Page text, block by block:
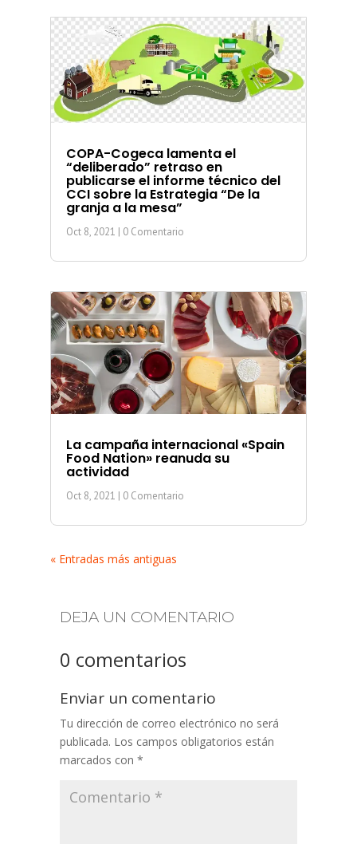
COPA-Cogeca lamenta el
“deliberado” retraso en
publicarse el informe técnico del
CCI sobre la Estrategia “De la
granja a la mesa”
Oct 8, 2021 | 0 Comentario
La campaña internacional «Spain
Food Nation» reanuda su
actividad
Oct 8, 2021 | 0 Comentario
« Entradas más antiguas
DEJA UN COMENTARIO
0 comentarios
Enviar un comentario
Tu dirección de correo electrónico no será
publicada. Los campos obligatorios están
marcados con *